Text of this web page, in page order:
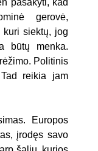
pasakyti, kad
gerovė,
kuri siektų, jog
būtų menka.
Politinis
reikia jam
Europos
įrodęs savo